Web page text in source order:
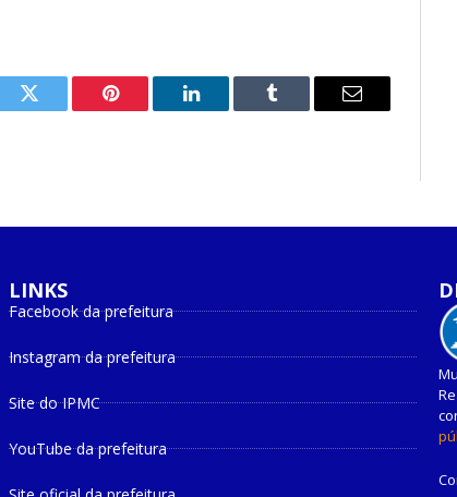
Twitter Pinterest
O
Tumblr
E-
LINKS
Facebook da prefeitura
Instagram da prefeitura
Site do IPMC
YouTube da prefeitura